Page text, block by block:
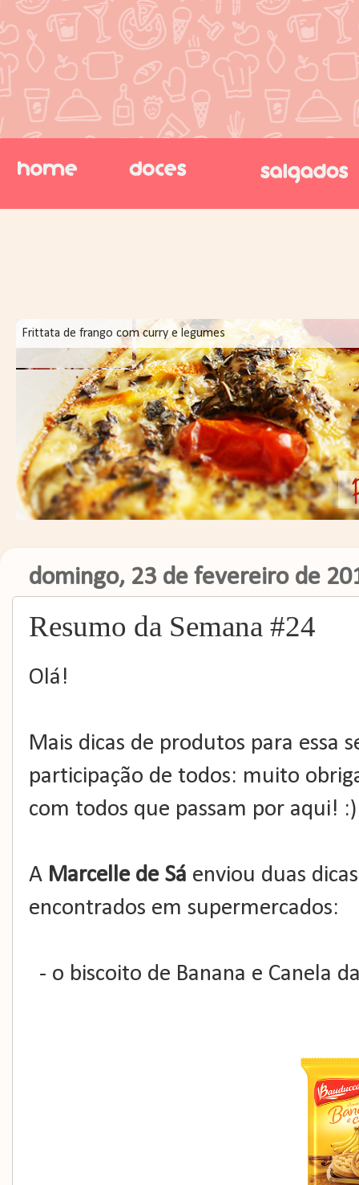
Frittata de frango com curry e legumes
domingo, 23 de fevereiro de
Resumo da Semana #24
Olá!
Mais dicas de produtos para essa
participação de todos: muito
com todos que passam por aqui! :)
A Marcelle de Sá enviou duas
encontrados em supermercados:
- o biscoito de Banana e Canela